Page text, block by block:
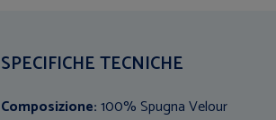
SPECIFICHE TECNICHE
Composizione:100% Spugna Velour